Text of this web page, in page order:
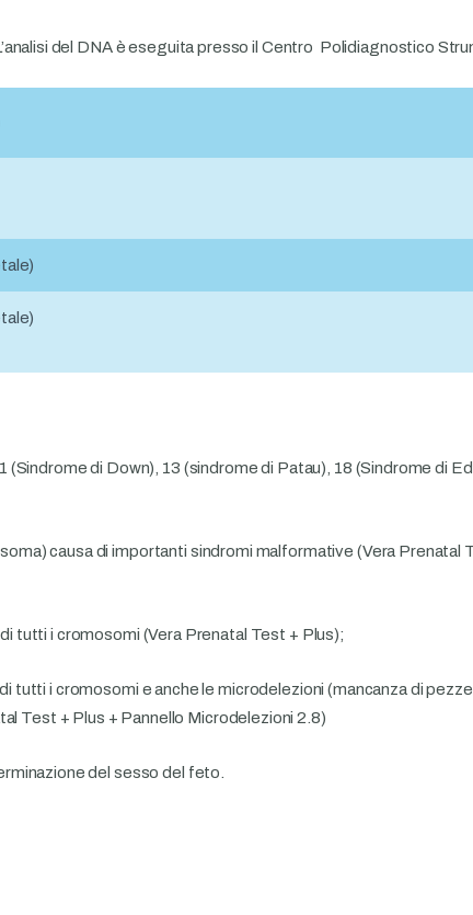
del DNA è eseguita presso il Centro Polidiagnostico
di Down), 13 (sindrome di Patau), 18 (Sindrome di
causa di importanti sindromi malformative (Vera Prenatal
tutti i cromosomi (Vera Prenatal Test + Plus);
tutti i cromosomi e anche le microdelezioni (mancanza di
Test + Plus + Pannello Microdelezioni 2.8)
del sesso del feto.